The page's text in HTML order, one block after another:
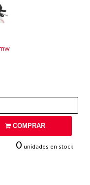
COMPRAR
0 unidades en stock